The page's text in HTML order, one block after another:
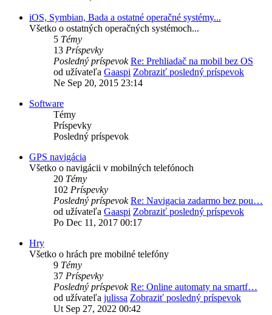
iOS, Symbian, Bada a ostatné operačné systémy...
Všetko o ostatných operačných systémoch...
5 Témy
13 Príspevky
Posledný príspevok Re: Prehliadač na mobil bez OS
od užívateľa Gaaspi Zobraziť posledný príspevok
Ne Sep 20, 2015 23:14
Software
Témy
Príspevky
Posledný príspevok
GPS navigácia
Všetko o navigácii v mobilných telefónoch
20 Témy
102 Príspevky
Posledný príspevok Re: Navigacia zadarmo bez pou…
od užívateľa Gaaspi Zobraziť posledný príspevok
Po Dec 11, 2017 00:17
Hry
Všetko o hrách pre mobilné telefóny
9 Témy
37 Príspevky
Posledný príspevok Re: Online automaty na smartf…
od užívateľa julissa Zobraziť posledný príspevok
Ut Sep 27, 2022 00:42